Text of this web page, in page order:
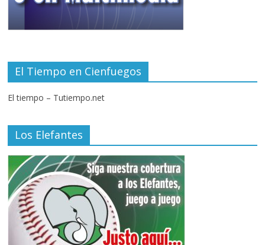
El Tiempo en Cienfuegos
El tiempo – Tutiempo.net
Los Elefantes